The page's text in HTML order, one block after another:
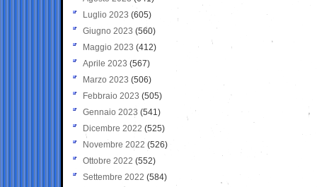
Luglio 2023 (605)
Giugno 2023 (560)
Maggio 2023 (412)
Aprile 2023 (567)
Marzo 2023 (506)
Febbraio 2023 (505)
Gennaio 2023 (541)
Dicembre 2022 (525)
Novembre 2022 (526)
Ottobre 2022 (552)
Settembre 2022 (584)